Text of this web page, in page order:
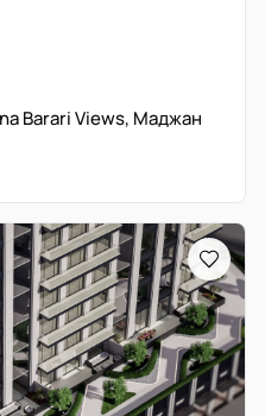
Barari Views, Маджан